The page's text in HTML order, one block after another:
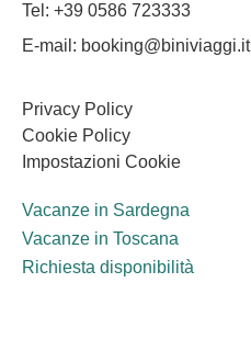
Tel: +39 0586 723333
E-mail: booking@biniviaggi.it
Privacy Policy
Cookie Policy
Impostazioni Cookie
Vacanze in Sardegna
Vacanze in Toscana
Richiesta disponibilità